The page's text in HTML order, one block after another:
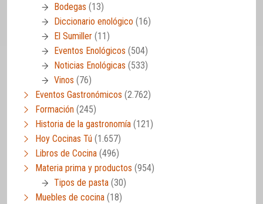
Bodegas (13)
Diccionario enológico (16)
El Sumiller (11)
Eventos Enológicos (504)
Noticias Enológicas (533)
Vinos (76)
Eventos Gastronómicos (2.762)
Formación (245)
Historia de la gastronomía (121)
Hoy Cocinas Tú (1.657)
Libros de Cocina (496)
Materia prima y productos (954)
Tipos de pasta (30)
Muebles de cocina (18)